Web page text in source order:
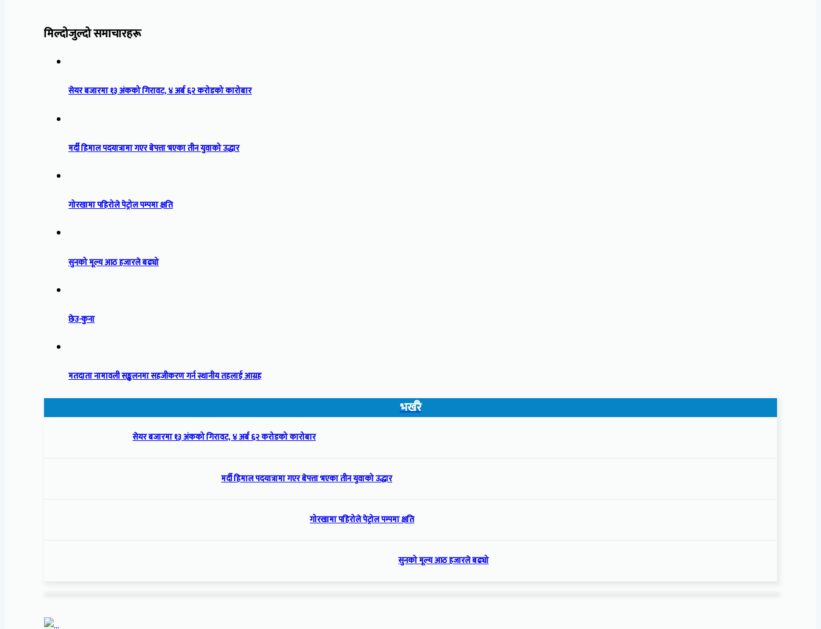
मिल्दोजुल्दो समाचारहरू
सेयर बजारमा १३ अंकको गिरावट, ४ अर्ब ६२ करोडको कारोबार
मर्दी हिमाल पदयात्रामा गएर बेपत्ता भएका तीन युवाको उद्धार
गोरखामा पहिरोले पेट्रोल पम्पमा क्षति
सुनको मूल्य आठ हजारले बढ्यो
छेउ-कुना
मतदाता नामावली सङ्कलनमा सहजीकरण गर्न स्थानीय तहलाई आग्रह
भर्खरै
सेयर बजारमा १३ अंकको गिरावट, ४ अर्ब ६२ करोडको कारोबार
मर्दी हिमाल पदयात्रामा गएर बेपत्ता भएका तीन युवाको उद्धार
गोरखामा पहिरोले पेट्रोल पम्पमा क्षति
सुनको मूल्य आठ हजारले बढ्यो